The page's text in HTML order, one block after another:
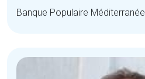
Banque Populaire Méditerranée